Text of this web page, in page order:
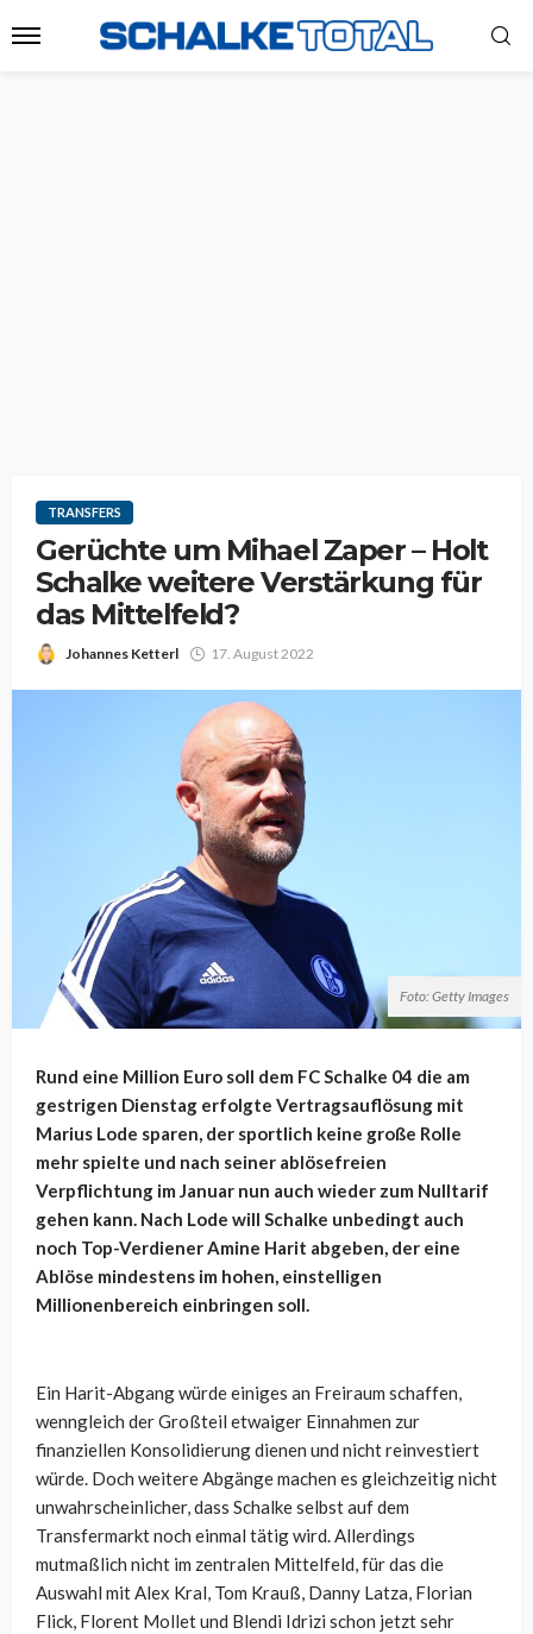
TRANSFERS
Gerüchte um Mihael Zaper – Holt
Schalke weitere Verstärkung für
das Mittelfeld?
Johannes Ketterl 17. August 2022
Foto: Getty Images
Rund eine Million Euro soll dem FC Schalke 04 die am
gestrigen Dienstag erfolgte Vertragsauflösung mit
Marius Lode sparen, der sportlich keine große Rolle
mehr spielte und nach seiner ablösefreien
Verpflichtung im Januar nun auch wieder zum Nulltarif
gehen kann. Nach Lode will Schalke unbedingt auch
noch Top-Verdiener Amine Harit abgeben, der eine
Ablöse mindestens im hohen, einstelligen
Millionenbereich einbringen soll.
Ein Harit-Abgang würde einiges an Freiraum schaffen,
wenngleich der Großteil etwaiger Einnahmen zur
finanziellen Konsolidierung dienen und nicht reinvestiert
würde. Doch weitere Abgänge machen es gleichzeitig nicht
unwahrscheinlicher, dass Schalke selbst auf dem
Transfermarkt noch einmal tätig wird. Allerdings
mutmaßlich nicht im zentralen Mittelfeld, für das die
Auswahl mit Alex Kral, Tom Krauß, Danny Latza, Florian
Flick, Florent Mollet und Blendi Idrizi schon jetzt sehr